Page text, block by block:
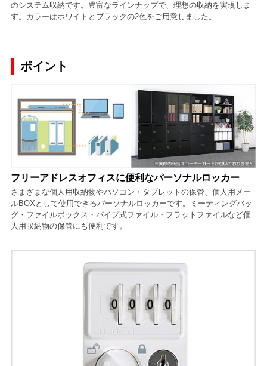
のシステム収納です。豊富なラインナップで、理想の収納を実現しま
す。カラーはホワイトとブラックの2色をご用意しました。
ポイント
フリーアドレスオフィスに便利なパーソナルロッカー
さまざまな個人用収納物やパソコン・タブレットの保管、個人用メー
ルBOXとして使用できるパーソナルロッカーです。ミーティングバッ
グ・ファイルボックス・パイプ式ファイル・フラットファイルなど個
人用収納物の保管にも便利です。